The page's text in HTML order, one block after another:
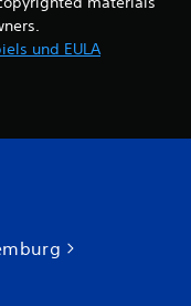
B
e
e
und EULA